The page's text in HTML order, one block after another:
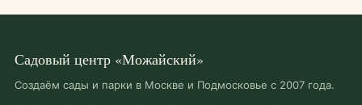
Садовый центр «Можайский»
Создаём сады и парки в Москве и Подмосковье с 2007 года.